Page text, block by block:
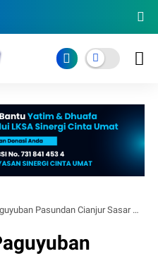
Cianjur Sasar Masjid & Yatim disekitar Gunungpadang